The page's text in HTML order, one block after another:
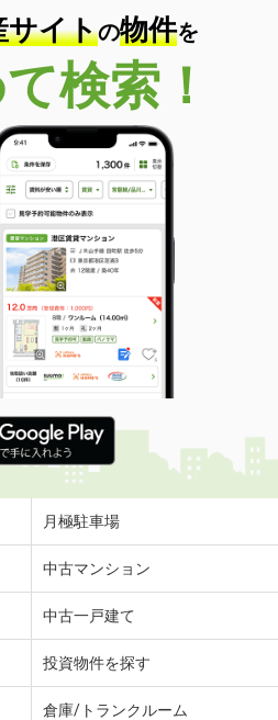
サイトの物件を
検索！
月極駐車場
中古マンション
中古一戸建て
投資物件を探す
倉庫/トランクルーム